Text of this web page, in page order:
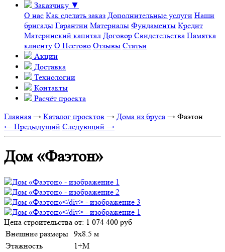
Заказчику ▼
О нас Как сделать заказ Дополнительные услуги Наши
бригады Гарантии Материалы Фундаменты Кредит
Материнский капитал Договор Свидетельства Памятка
клиенту О Пестово Отзывы Статьи
Акции
Доставка
Технологии
Контакты
Расчёт проекта
Главная → Каталог проектов → Дома из бруса → Фаэтон
← Предыдущий Следующий →
Дом «Фаэтон»
Цена строительства от: 1 074 400 руб
Внешние размеры 9х8.5 м
Этажность
1+М